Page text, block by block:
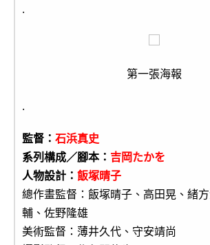
.
第一張海報
.
監督： 石浜真史
系列構成／腳本： 吉岡たかを
人物設計： 飯塚晴子
總作畫監督：飯塚晴子、高田晃、緒
輔、佐野隆雄
美術監督：薄井久代、守安靖尚